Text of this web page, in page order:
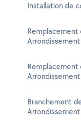
Installation de
Remplacement
Arrondissement
Remplacement
Arrondissement
Branchement
Arrondissement